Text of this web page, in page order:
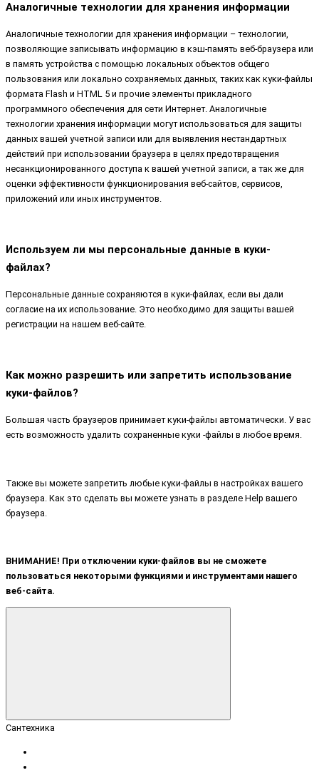
Аналогичные технологии для хранения информации
Аналогичные технологии для хранения информации – технологии,
позволяющие записывать информацию в кэш-память веб-браузера или
в память устройства с помощью локальных объектов общего
пользования или локально сохраняемых данных, таких как куки-файлы
формата Flash и HTML 5 и прочие элементы прикладного
программного обеспечения для сети Интернет. Аналогичные
технологии хранения информации могут использоваться для защиты
данных вашей учетной записи или для выявления нестандартных
действий при использовании браузера в целях предотвращения
несанкционированного доступа к вашей учетной записи, а так же для
оценки эффективности функционирования веб-сайтов, сервисов,
приложений или иных инструментов.
Используем ли мы персональные данные в куки-
файлах?
Персональные данные сохраняются в куки-файлах, если вы дали
согласие на их использование. Это необходимо для защиты вашей
регистрации на нашем веб-сайте.
Как можно разрешить или запретить использование
куки-файлов?
Большая часть браузеров принимает куки-файлы автоматически. У вас
есть возможность удалить сохраненные куки -файлы в любое время.
Также вы можете запретить любые куки-файлы в настройках вашего
браузера. Как это сделать вы можете узнать в разделе Help вашего
браузера.
ВНИМАНИЕ! При отключении куки-файлов вы не сможете
пользоваться некоторыми функциями и инструментами нашего
веб-сайта.
Сантехника